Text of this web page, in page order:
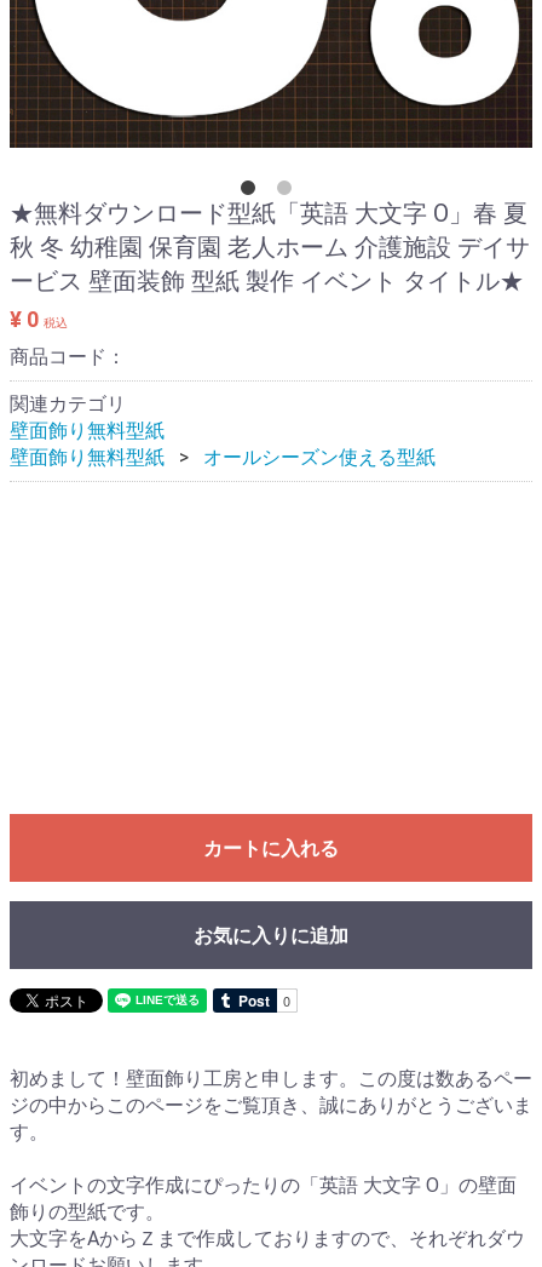
★無料ダウンロード型紙「英語 大文字 O」春 夏
秋 冬 幼稚園 保育園 老人ホーム 介護施設 デイサ
ービス 壁面装飾 型紙 製作 イベント タイトル★
¥ 0 税込
商品コード：
関連カテゴリ
壁面飾り無料型紙
壁面飾り無料型紙
オールシーズン使える型紙
カートに入れる
お気に入りに追加
初めまして！壁面飾り工房と申します。この度は数あるペー
ジの中からこのページをご覧頂き、誠にありがとうございま
す。
イベントの文字作成にぴったりの「英語 大文字 O」の壁面
飾りの型紙です。
大文字をAからＺまで作成しておりますので、それぞれダウ